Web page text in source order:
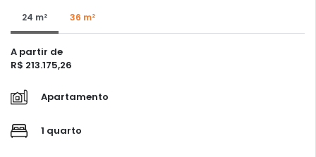
24 m² 36 m²
A partir de
R$ 213.175,26
Apartamento
1 quarto